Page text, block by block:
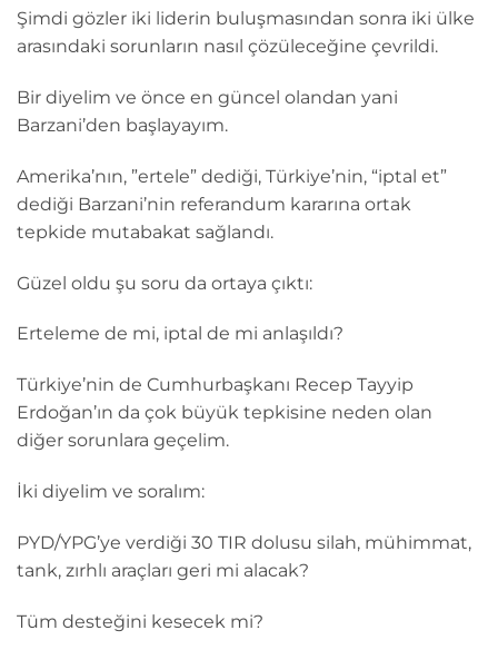
Şimdi gözler iki liderin buluşmasından sonra iki ülke
arasındaki sorunların nasıl çözüleceğine çevrildi.
Bir diyelim ve önce en güncel olandan yani
Barzani’den başlayayım.
Amerika’nın, ”ertele” dediği, Türkiye’nin, “iptal et”
dediği Barzani’nin referandum kararına ortak
tepkide mutabakat sağlandı.
Güzel oldu şu soru da ortaya çıktı:
Erteleme de mi, iptal de mi anlaşıldı?
Türkiye’nin de Cumhurbaşkanı Recep Tayyip
Erdoğan’ın da çok büyük tepkisine neden olan
diğer sorunlara geçelim.
İki diyelim ve soralım:
PYD/YPG’ye verdiği 30 TIR dolusu silah, mühimmat,
tank, zırhlı araçları geri mi alacak?
Tüm desteğini kesecek mi?